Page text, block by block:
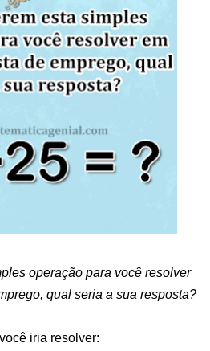
operação para você resolver
qual seria a sua resposta?
iria resolver: